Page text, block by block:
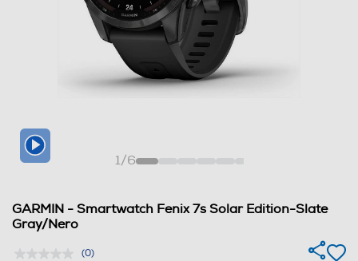
1/6
GARMIN - Smartwatch Fenix 7s Solar Edition-Slate
Gray/Nero
(0)